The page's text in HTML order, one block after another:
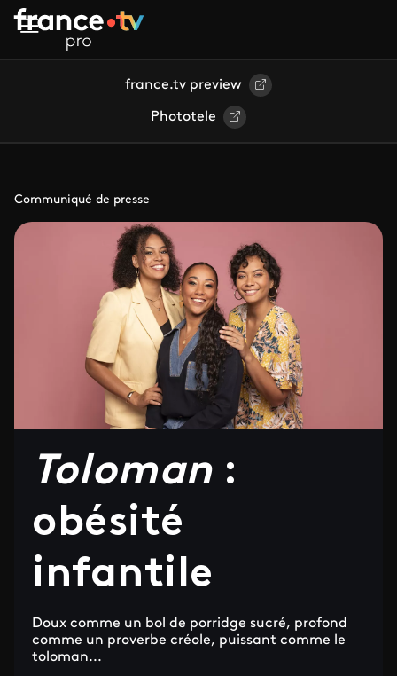
Aller au contenu principal
france.tv preview
Phototele
Communiqué de presse
Toloman:
obésité
infantile
Doux comme un bol de porridge sucré, profond
comme un proverbe créole, puissant comme le
toloman...